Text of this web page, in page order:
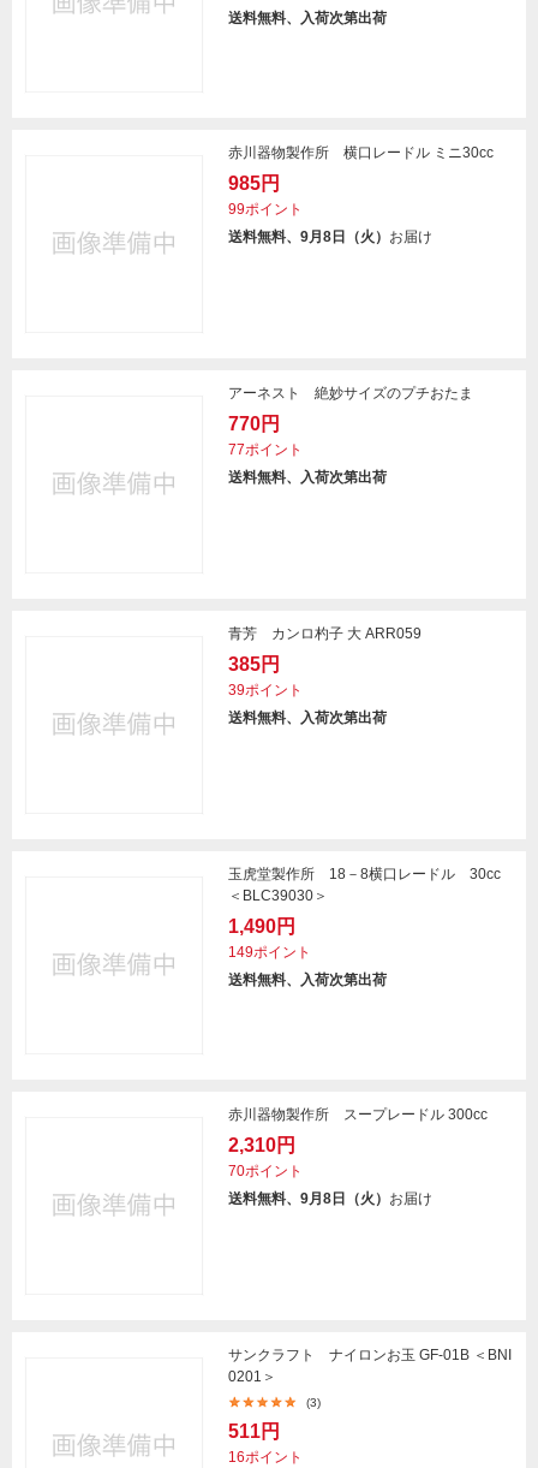
送料無料、入荷次第出荷
赤川器物製作所 横口レードル ミニ30cc
985円
99ポイント
送料無料、9月8日（火） お届け
アーネスト 絶妙サイズのプチおたま
770円
77ポイント
送料無料、入荷次第出荷
青芳 カンロ杓子 大 ARR059
385円
39ポイント
送料無料、入荷次第出荷
玉虎堂製作所 18－8横口レードル 30cc
＜BLC39030＞
1,490円
149ポイント
送料無料、入荷次第出荷
赤川器物製作所 スープレードル 300cc
2,310円
70ポイント
送料無料、9月8日（火） お届け
サンクラフト ナイロンお玉 GF-01B ＜BNI
0201＞
(3)
511円
16ポイント